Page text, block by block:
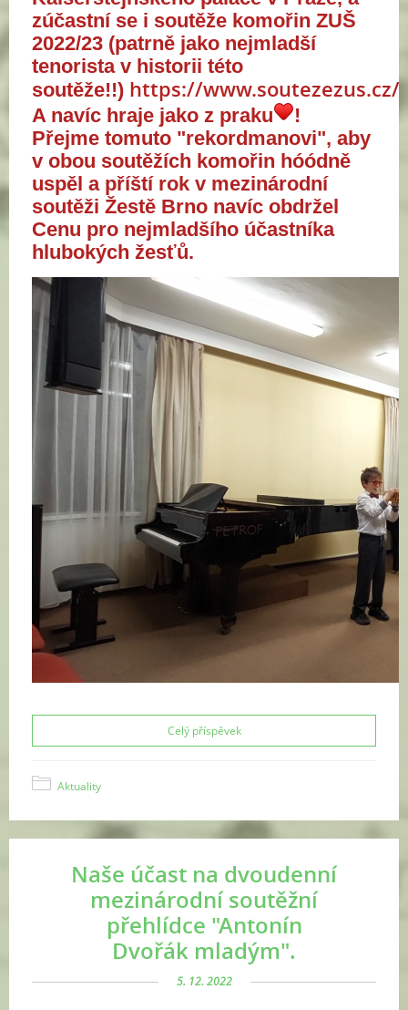
zúčastní se i soutěže komořin ZUŠ
2022/23 (patrně jako nejmladší
tenorista v historii této
soutěže!!) https://www.soutezezus.cz/
A navíc hraje jako z praku
!
Přejme tomuto "rekordmanovi", aby
v obou soutěžích komořin hóódně
uspěl a příští rok v mezinárodní
soutěži Žestě Brno navíc obdržel
Cenu pro nejmladšího účastníka
hlubokých žesťů.
Celý příspěvek
Aktuality
Naše účast na dvoudenní
mezinárodní soutěžní
přehlídce "Antonín
Dvořák mladým".
5. 12. 2022